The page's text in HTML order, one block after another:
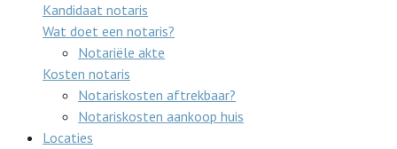
Kandidaat notaris
Wat doet een notaris?
Notariële akte
Kosten notaris
Notariskosten aftrekbaar?
Notariskosten aankoop huis
Locaties